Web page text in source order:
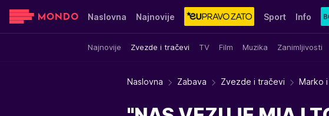
Naslovna Najnovije Sport Info
Najnovije Zvezde i tračevi TV Film Muzika Zanimljivosti
Sensa Stvar ukusa Yumama
Naslovna Zabava Zvezde i tračevi Marko